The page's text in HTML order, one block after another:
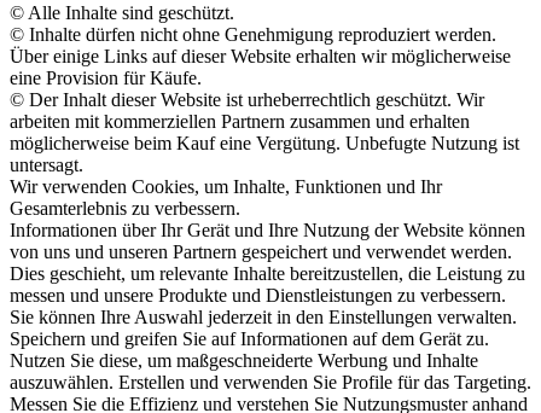
© Alle Inhalte sind geschützt.
© Inhalte dürfen nicht ohne Genehmigung reproduziert werden.
Über einige Links auf dieser Website erhalten wir möglicherweise
eine Provision für Käufe.
© Der Inhalt dieser Website ist urheberrechtlich geschützt. Wir
arbeiten mit kommerziellen Partnern zusammen und erhalten
möglicherweise beim Kauf eine Vergütung. Unbefugte Nutzung ist
untersagt.
Wir verwenden Cookies, um Inhalte, Funktionen und Ihr
Gesamterlebnis zu verbessern.
Informationen über Ihr Gerät und Ihre Nutzung der Website können
von uns und unseren Partnern gespeichert und verwendet werden.
Dies geschieht, um relevante Inhalte bereitzustellen, die Leistung zu
messen und unsere Produkte und Dienstleistungen zu verbessern.
Sie können Ihre Auswahl jederzeit in den Einstellungen verwalten.
Speichern und greifen Sie auf Informationen auf dem Gerät zu.
Nutzen Sie diese, um maßgeschneiderte Werbung und Inhalte
auszuwählen. Erstellen und verwenden Sie Profile für das Targeting.
Messen Sie die Effizienz und verstehen Sie Nutzungsmuster anhand